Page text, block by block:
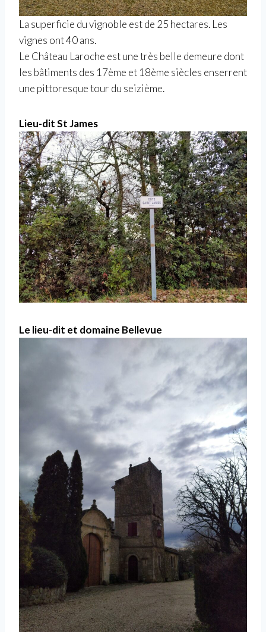
La superficie du vignoble est de 25 hectares. Les
vignes ont 40 ans.
Le Château Laroche est une très belle demeure dont
les bâtiments des 17ème et 18ème siècles enserrent
une pittoresque tour du seizième.
Lieu-dit St James
Le lieu-dit et domaine Bellevue